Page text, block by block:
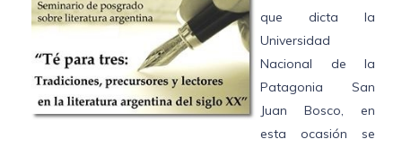
que dicta la
Universidad
Nacional de la
Patagonia San
Juan Bosco, en
esta ocasión se